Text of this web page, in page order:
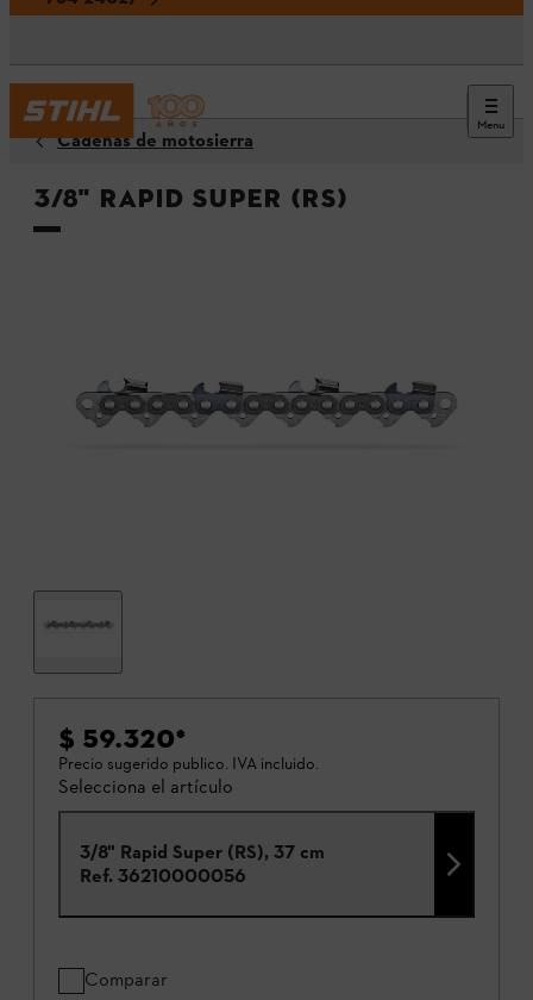
Menu
Cadenas de motosierra
3/8" Rapid Super (RS)
$ 59.320*
Precio sugerido publico. IVA incluido.
Selecciona el artículo
3/8" Rapid Super (RS), 37 cm
Ref. 36210000056
Comparar